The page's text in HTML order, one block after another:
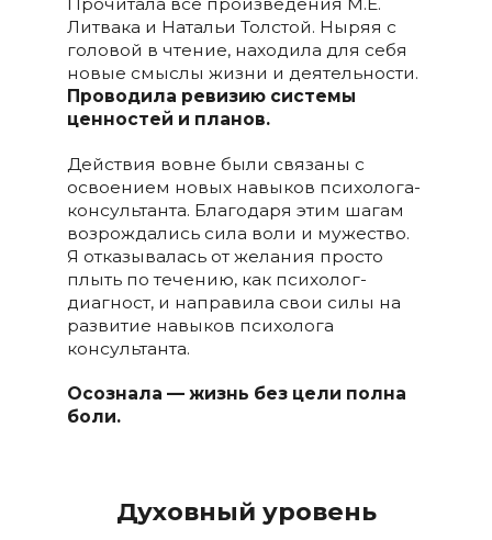
Прочитала все произведения М.Е.
Литвака и Натальи Толстой. Ныряя с
головой в чтение, находила для себя
новые смыслы жизни и деятельности.
Проводила ревизию системы
ценностей и планов.
Действия вовне были связаны с
освоением новых навыков психолога-
консультанта. Благодаря этим шагам
возрождались сила воли и мужество.
Я отказывалась от желания просто
плыть по течению, как психолог-
диагност, и направила свои силы на
развитие навыков психолога
консультанта.
Осознала — жизнь без цели полна
боли.
Духовный уровень